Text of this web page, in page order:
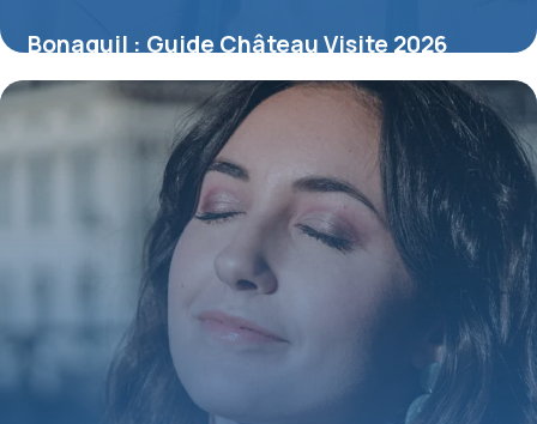
Bonaguil : Guide Château Visite 2026
10 juillet 2026